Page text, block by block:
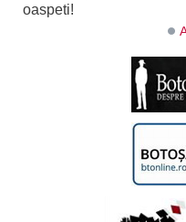
oaspeti!